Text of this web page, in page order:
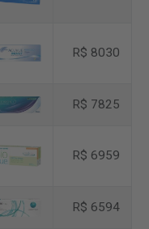
R$ 8030
R$ 7825
R$ 6959
R$ 6594